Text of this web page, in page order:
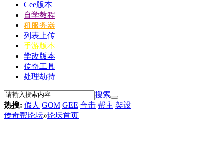
Gee版本
自学教程
租服务器
列表上传
手游版本
学改版本
传奇工具
处理劫持
搜索
热搜: 假人 GOM GEE 合击 帮主 架设
传奇帮论坛»论坛首页